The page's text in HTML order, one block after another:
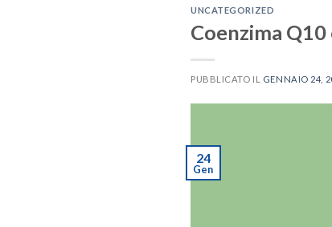
UNCATEGORIZED
Coenzima
PUBBLICATO IL GENNAIO 24,
24
Gen